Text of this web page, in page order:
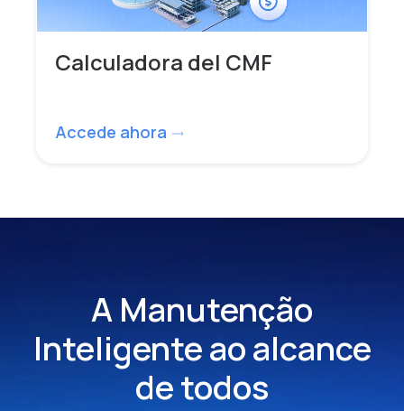
Calculadora del CMF
Accede ahora trending_flat
A Manutenção
Inteligenteao alcance
de todos